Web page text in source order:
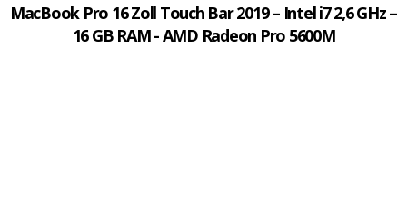
MacBook Pro 16 Zoll Touch Bar 2019 – Intel i7 2,6 GHz –
16 GB RAM - AMD Radeon Pro 5600M